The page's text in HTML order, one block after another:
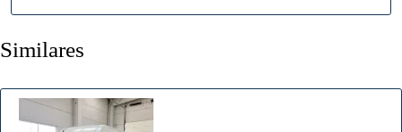
Similares